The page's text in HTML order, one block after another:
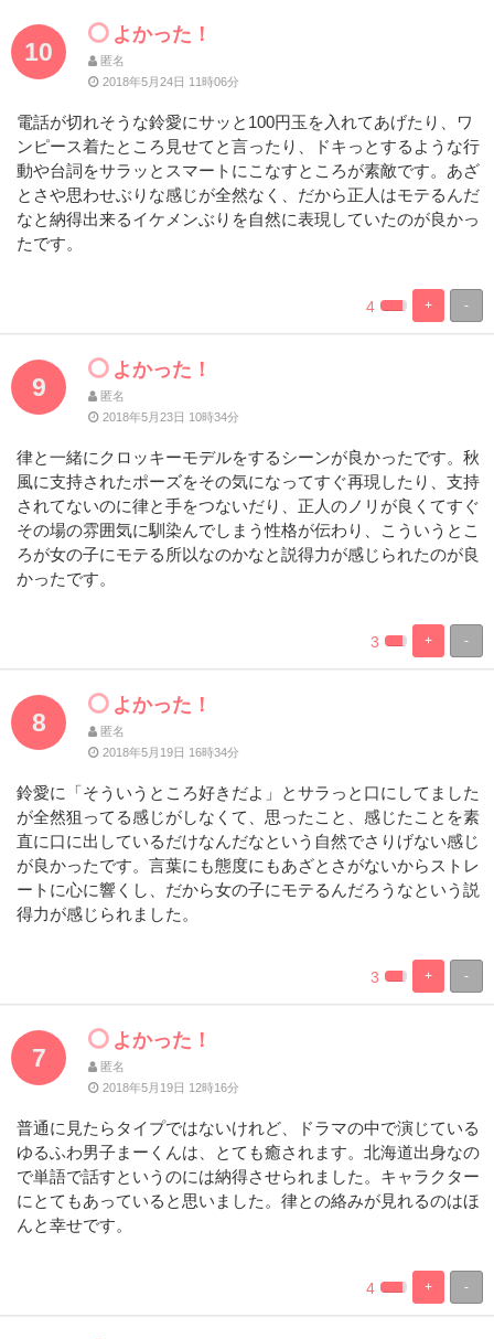
10
よかった！
匿名
2018年5月24日 11時06分
電話が切れそうな鈴愛にサッと100円玉を入れてあげたり、ワ
ンピース着たところ見せてと言ったり、ドキっとするような行
動や台詞をサラッとスマートにこなすところが素敵です。あざ
とさや思わせぶりな感じが全然なく、だから正人はモテるんだ
なと納得出来るイケメンぶりを自然に表現していたのが良かっ
たです。
-
+
%
Complete
100%
Complete
4
9
よかった！
匿名
2018年5月23日 10時34分
律と一緒にクロッキーモデルをするシーンが良かったです。秋
風に支持されたポーズをその気になってすぐ再現したり、支持
されてないのに律と手をつないだり、正人のノリが良くてすぐ
その場の雰囲気に馴染んでしまう性格が伝わり、こういうとこ
ろが女の子にモテる所以なのかなと説得力が感じられたのが良
かったです。
-
+
%
Complete
100%
Complete
3
8
よかった！
匿名
2018年5月19日 16時34分
鈴愛に「そういうところ好きだよ」とサラっと口にしてました
が全然狙ってる感じがしなくて、思ったこと、感じたことを素
直に口に出しているだけなんだなという自然でさりげない感じ
が良かったです。言葉にも態度にもあざとさがないからストレ
ートに心に響くし、だから女の子にモテるんだろうなという説
得力が感じられました。
-
+
%
Complete
100%
Complete
3
7
よかった！
匿名
2018年5月19日 12時16分
普通に見たらタイプではないけれど、ドラマの中で演じている
ゆるふわ男子まーくんは、とても癒されます。北海道出身なの
で単語で話すというのには納得させられました。キャラクター
にとてもあっていると思いました。律との絡みが見れるのはほ
んと幸せです。
-
+
%
Complete
100%
Complete
4